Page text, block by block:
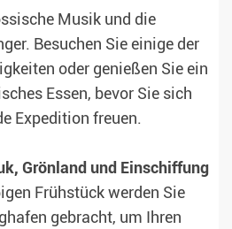
Musik und die
Besuchen Sie einige der
oder genießen Sie ein
Essen, bevor Sie sich
Expedition freuen.
Grönland und Einschiffung
Frühstück werden Sie
gebracht, um Ihren